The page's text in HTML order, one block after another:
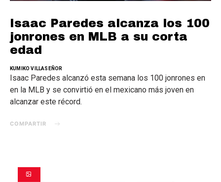
Isaac Paredes alcanza los 100
jonrones en MLB a su corta
edad
KUMIKO VILLASEÑOR
Isaac Paredes alcanzó esta semana los 100 jonrones en
en la MLB y se convirtió en el mexicano más joven en
alcanzar este récord.
COMPARTIR